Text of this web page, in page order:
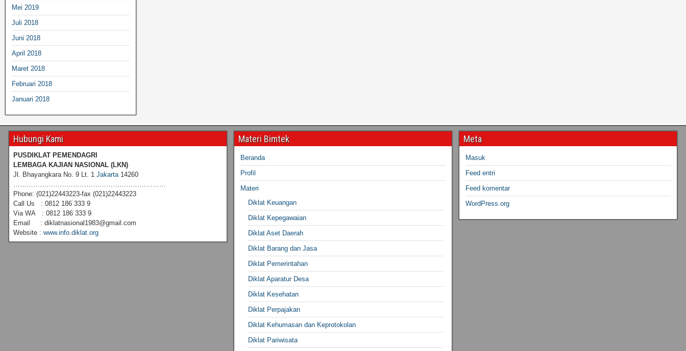
Mei 2019
Juli 2018
Juni 2018
April 2018
Maret 2018
Februari 2018
Januari 2018
Hubungi Kami
PUSDIKLAT PEMENDAGRI
LEMBAGA KAJIAN NASIONAL (LKN)
Jl. Bhayangkara No. 9 Lt. 1 Jakarta14260
……………………………………………………………
Phone: (021)22443223-fax (021)22443223
Call Us : 0812 186 333 9
Via WA : 0812 186 333 9
Email : diklatnasional1983@gmail.com
Website : www.info.diklat.org
Materi Bimtek
Beranda
Profil
Materi
Diklat Keuangan
Diklat Kepegawaian
Diklat Aset Daerah
Diklat Barang dan Jasa
Diklat Pemerintahan
Diklat Aparatur Desa
Diklat Kesehatan
Diklat Perpajakan
Diklat Kehumasan dan Keprotokolan
Diklat Pariwisata
Meta
Masuk
Feed entri
Feed komentar
WordPress.org